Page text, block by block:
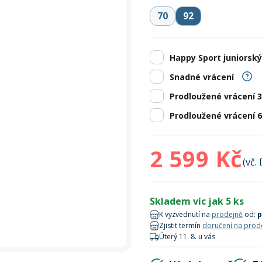
Oblečení
Frisbee a jiné
Zobrazit vše
Sluneční brýle
Zobrazit vše
Doplňky
70
92
Happy Sport
Snadné vrácení
Prodloužené vrácení
Prodloužené vrácení
2 599 Kč(vč.
Skladem víc jak 5 ks
K vyzvednutí na prodejně od:
Zjistit termín doručení na
Úterý 11. 8. u vás